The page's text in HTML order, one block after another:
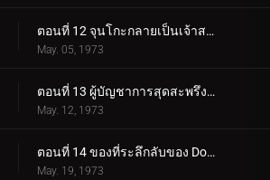
ตอนที่ 12 จุนโกะกลายเป็นเจ้าสาวของสัตว์ประหลาด?!
May. 05, 1973
ตอนที่ 13 ผู้บัญชาการสุดสะพรึง: หมอจี!
May. 12, 1973
ตอนที่ 14 ของที่ระลึกลับของ Double Riders
May. 19, 1973